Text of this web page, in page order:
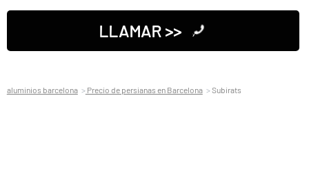
LLAMAR >>
aluminios barcelona Precio de persianas en Barcelona Subirats